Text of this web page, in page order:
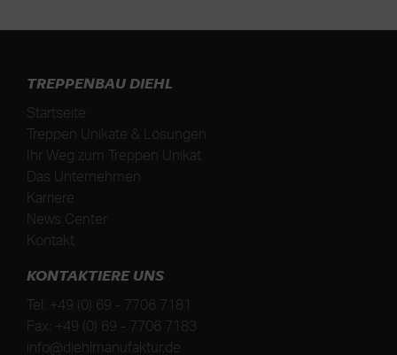
TREPPENBAU DIEHL
Startseite
Treppen Unikate & Lösungen
Ihr Weg zum Treppen Unikat
Das Unternehmen
Karriere
News Center
Kontakt
KONTAKTIERE UNS
Tel: +49 (0) 69 - 7706 7181
Fax: +49 (0) 69 - 7706 7183
info@diehlmanufaktur.de